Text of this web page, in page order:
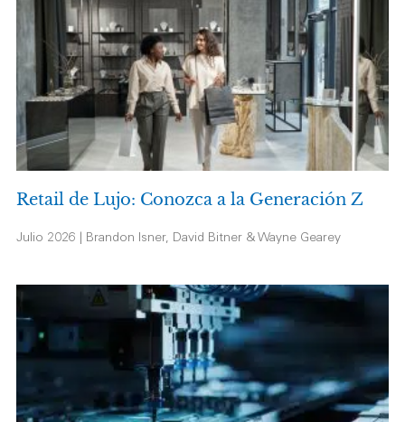
Retail de Lujo: Conozca a la Generación Z
Julio 2026 | Brandon Isner, David Bitner & Wayne Gearey